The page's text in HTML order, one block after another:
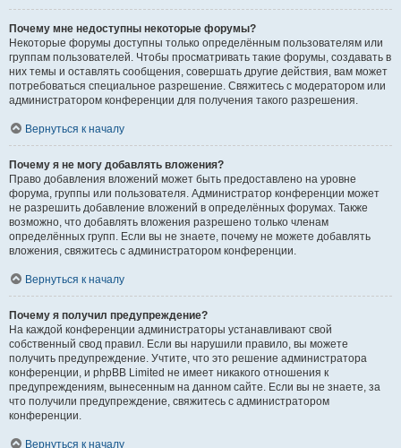
Почему мне недоступны некоторые форумы?
Некоторые форумы доступны только определённым пользователям или
группам пользователей. Чтобы просматривать такие форумы, создавать в
них темы и оставлять сообщения, совершать другие действия, вам может
потребоваться специальное разрешение. Свяжитесь с модератором или
администратором конференции для получения такого разрешения.
Вернуться к началу
Почему я не могу добавлять вложения?
Право добавления вложений может быть предоставлено на уровне
форума, группы или пользователя. Администратор конференции может
не разрешить добавление вложений в определённых форумах. Также
возможно, что добавлять вложения разрешено только членам
определённых групп. Если вы не знаете, почему не можете добавлять
вложения, свяжитесь с администратором конференции.
Вернуться к началу
Почему я получил предупреждение?
На каждой конференции администраторы устанавливают свой
собственный свод правил. Если вы нарушили правило, вы можете
получить предупреждение. Учтите, что это решение администратора
конференции, и phpBB Limited не имеет никакого отношения к
предупреждениям, вынесенным на данном сайте. Если вы не знаете, за
что получили предупреждение, свяжитесь с администратором
конференции.
Вернуться к началу